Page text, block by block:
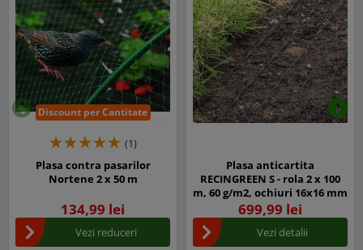
Discount per Cantitate
(1)
Plasa contra pasarilor
Nortene 2 x 50 m
134,99 lei
Vezi reduceri
Plasa anticartita
RECINGREEN S - rola 2 x 100
m, 60 g/m2, ochiuri 16x16 mm
699,99 lei
Vezi detalii